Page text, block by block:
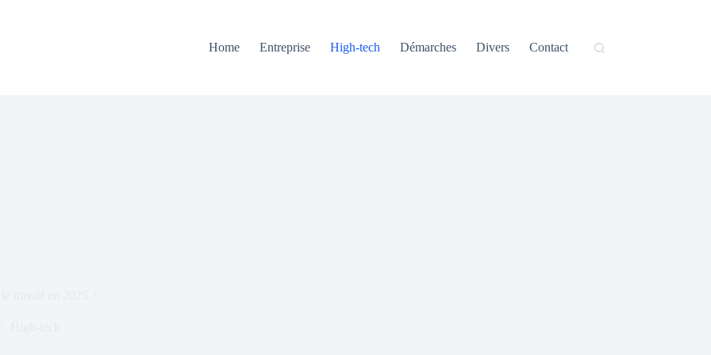
Home
Entreprise High-tech Démarches Divers Contact